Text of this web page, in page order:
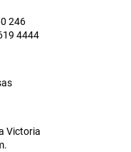
246
4444
Victoria